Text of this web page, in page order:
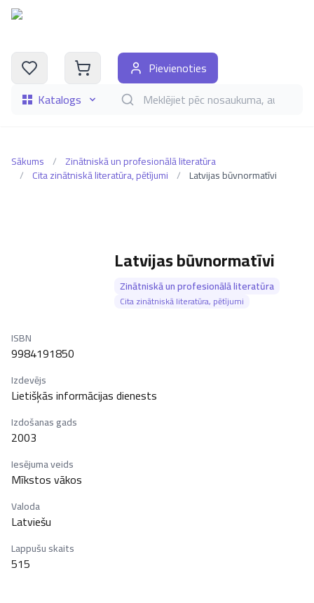
Katalogs Meklēt grāmatas pēc nosaukuma, autora,
Pievienoties
Sākums / Zinātniskā un profesionālā literatūra
/ Cita zinātniskā literatūra, pētījumi / Latvijas būvnormatīvi
Latvijas būvnormatīvi
Zinātniskā un profesionālā literatūra
Cita zinātniskā literatūra, pētījumi
ISBN
9984191850
Izdevējs
Lietišķās informācijas dienests
Izdošanas gads
2003
Iesējuma veids
Mīkstos vākos
Valoda
Latviešu
Lappušu skaits
515